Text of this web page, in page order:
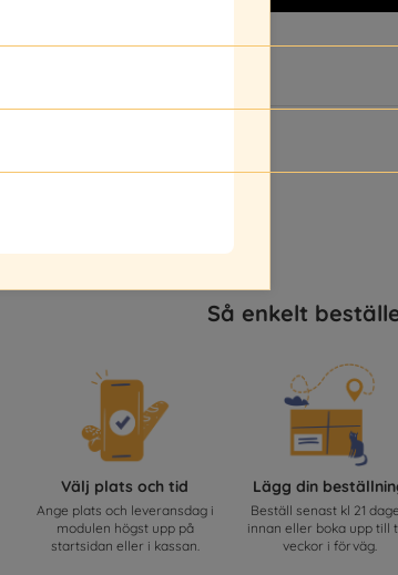
Lägg i önskelistan
Så enkelt
Välj plats och tid
Ange plats och leveransdag i
modulen högst upp på
startsidan eller i kassan.
Lägg din
Beställ senast kl 21
innan eller boka upp till
veckor i förväg.